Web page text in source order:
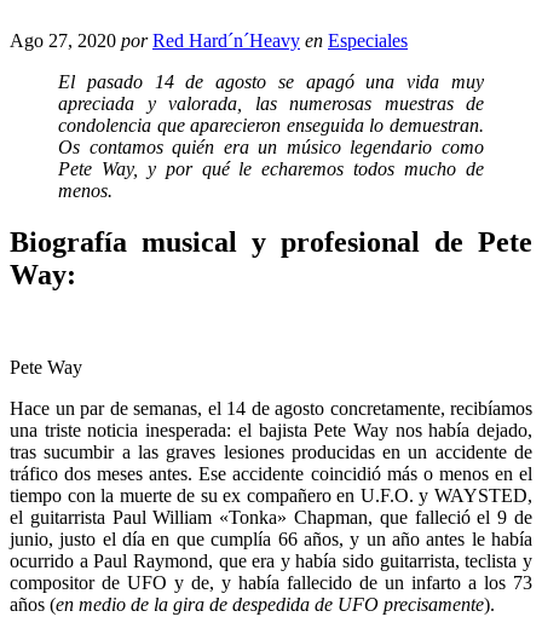
Ago 27, 2020 por Red Hard´n´Heavy en Especiales
El pasado 14 de agosto se apagó una vida muy
apreciada y valorada, las numerosas muestras de
condolencia que aparecieron enseguida lo demuestran.
Os contamos quién era un músico legendario como
Pete Way, y por qué le echaremos todos mucho de
menos.
Biografía musical y profesional de Pete
Way:
Pete Way
Hace un par de semanas, el 14 de agosto concretamente, recibíamos
una triste noticia inesperada: el bajista Pete Way nos había dejado,
tras sucumbir a las graves lesiones producidas en un accidente de
tráfico dos meses antes. Ese accidente coincidió más o menos en el
tiempo con la muerte de su ex compañero en U.F.O. y WAYSTED,
el guitarrista Paul William «Tonka» Chapman, que falleció el 9 de
junio, justo el día en que cumplía 66 años, y un año antes le había
ocurrido a Paul Raymond, que era y había sido guitarrista, teclista y
compositor de UFO y de, y había fallecido de un infarto a los 73
años (en medio de la gira de despedida de UFO precisamente).